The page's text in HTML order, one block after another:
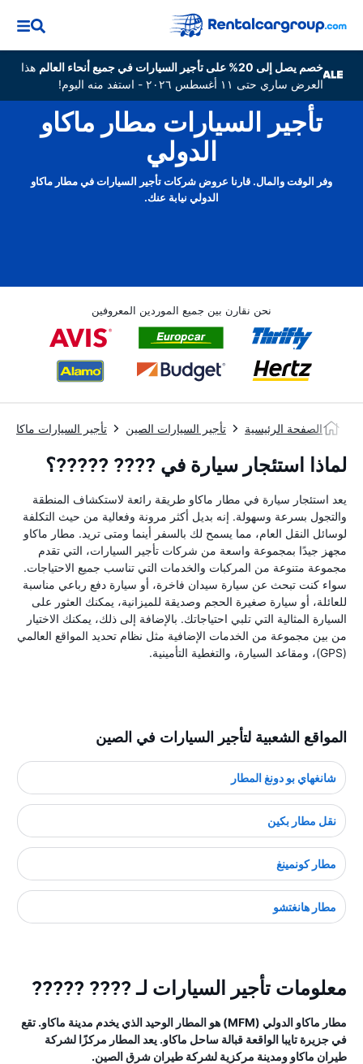
خصم يصل إلى 20% على تأجير السيارات في جميع أنحاء العالم
هذا
العرض ساري حتى ١١ أغسطس ٢٠٢٦ - استفد منه اليوم!
تأجير السيارات مطار ماكاو
الدولي
وفر الوقت والمال. قارنا عروض شركات تأجير السيارات في مطار ماكاو
الدولي نيابة عنك.
نحن نقارن بين جميع الموردين المعروفين
الصفحة الرئيسية تأجير السيارات الصين تأجير السيارات ماكاو
لماذا استئجار سيارة في ???? ?????؟
يعد استئجار سيارة في مطار ماكاو طريقة رائعة لاستكشاف المنطقة
والتجول بسرعة وسهولة. إنه بديل أكثر مرونة وفعالية من حيث التكلفة
لوسائل النقل العام، مما يسمح لك بالسفر أينما ومتى تريد. مطار ماكاو
مجهز جيدًا بمجموعة واسعة من شركات تأجير السيارات، التي تقدم
مجموعة متنوعة من المركبات والخدمات التي تناسب جميع الاحتياجات.
سواء كنت تبحث عن سيارة سيدان فاخرة، أو سيارة دفع رباعي مناسبة
للعائلة، أو سيارة صغيرة الحجم وصديقة للميزانية، يمكنك العثور على
السيارة المثالية التي تلبي احتياجاتك. بالإضافة إلى ذلك، يمكنك الاختيار
من بين مجموعة من الخدمات الإضافية مثل نظام تحديد المواقع العالمي
(GPS)، ومقاعد السيارة، والتغطية التأمينية.
المواقع الشعبية لتأجير السيارات في الصين
شانغهاي بو دونغ المطار
نقل مطار بكين
مطار كونمينغ
مطار هانغتشو
معلومات تأجير السيارات لـ ???? ?????
مطار ماكاو الدولي (MFM) هو المطار الوحيد الذي يخدم مدينة ماكاو. تقع
في جزيرة تايبا الواقعة قبالة ساحل ماكاو. يعد المطار مركزًا لشركة
طيران ماكاو ومدينة مركزية لشركة طيران شرق الصين.